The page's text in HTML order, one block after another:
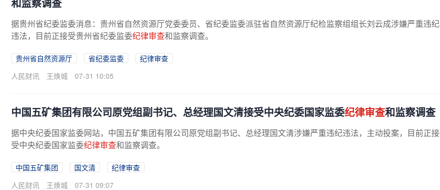
据贵州省纪委监委消息：贵州省自然资源厅党委委员、省纪委监委派驻省自然资源厅纪检监察组组长刘云成涉嫌严重违纪
违法，目前正接受贵州省纪委监委纪律审查和监察调查。
贵州省自然资源厅 省纪委监委
纪律审查
人民财讯
王焕城 07-31 10:05
中国五矿集团有限公司原党组副书记、总经理国文清接受中央纪委国家监委纪律审查和监察调查
据中央纪委国家监委网站，中国五矿集团有限公司原党组副书记、总经理国文清涉嫌严重违纪违法，主动投案，目前正接
受中央纪委国家监委纪律审查和监察调查。
中国五矿集团 国文清
纪律审查
人民财讯
王焕城 07-31 09:07